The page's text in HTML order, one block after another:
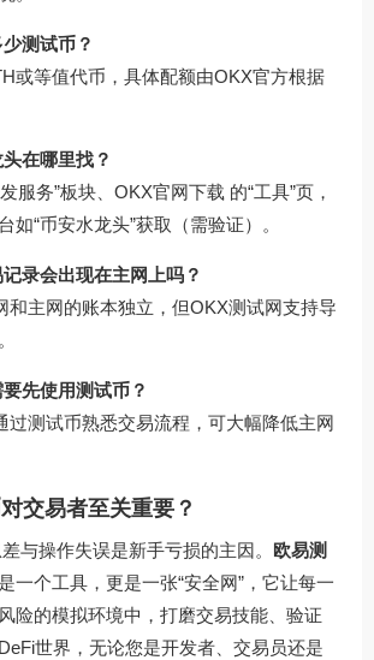
测试币？
或等值代币，具体配额由OKX官方根据
在哪里找？
服务”板块、 OKX官网下载 的“工具”页，
如“币安水龙头”获取（需验证）。
录会出现在主网上吗？
和主网的账本独立，但OKX测试网支持导
先使用测试币？
过测试币熟悉交易流程，可大幅降低主网
交易者至关重要？
与操作失误是新手亏损的主因。 欧易测
一个工具，更是一张“安全网”，它让每一
险的模拟环境中，打磨交易技能、验证
世界，无论您是开发者、交易员还是